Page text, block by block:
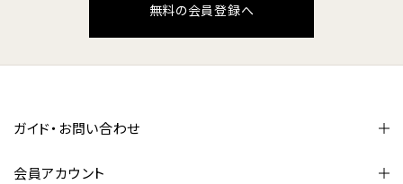
無料の会員登録へ
ガイド・お問い合わせ
会員アカウント